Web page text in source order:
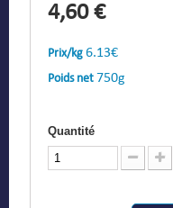
4,60 €
Prix/kg 6.13€
Poids net 750g
Quantité